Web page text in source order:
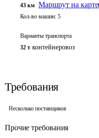
43 км Маршрут на карте
Кол-во машин: 5
Варианты транспорта
32 т контейнеровоз
Требования
Несколько поставщиков
Прочие требования